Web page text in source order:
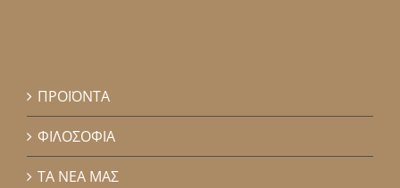
ΠΡΟΪΟΝΤΑ
ΦΙΛΟΣΟΦΙΑ
ΤΑ ΝΕΑ ΜΑΣ